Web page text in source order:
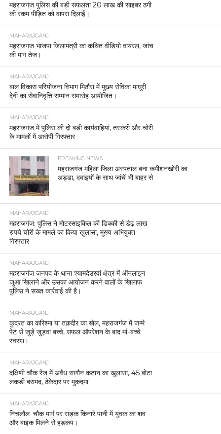
महराजगंज पुलिस की बड़ी सफलता 20 लाख की साइबर ठगी
की रकम पीड़ित को वापस दिलाई।
MAHARAJGANJ
महराजगंज भाजपा जिलामंत्री का कथित वीडियो वायरल, जांच
की मांग तेज।
MAHARAJGANJ
बाल विकास परियोजना विभाग मिठौरा में मुख्य सेविका माधुरी
देवी का सेवानिवृत्ति सम्मान समारोह आयोजित।
MAHARAJGANJ
महराजगंज में पुलिस की दो बड़ी कार्यवाहियां, तस्करी और चोरी
के मामलों में आरोपी गिरफ्तार
BREAKING NEWS
महराजगंज महिला जिला अस्पताल बना कमीशनखोरी का
अड्डा, दवाइयों के साथ जांचें भी बाहर से
MAHARAJGANJ
महराजगंज: पुलिस ने मोटरसाइकिल की डिक्की से डेढ़ लाख
रुपये चोरी के मामले का किया खुलासा, मुख्य अभियुक्त
गिरफ्तार
MAHARAJGANJ
महराजगंज जनपद के थाना श्यामदेउरवां क्षेत्र में ऑनलाइन
जुआ खिलाने और उसका आयोजन करने वालों के खिलाफ
पुलिस ने सख्त कार्रवाई की है।
MAHARAJGANJ
कुदरत का करिश्मा या तक़दीर का खेल, महराजगंज में जन्मे
पेट से जुड़े जुड़वा बच्चे, सफल ऑपरेशन के बाद मां-बच्चे
स्वस्थ।
MAHARAJGANJ
दक्षिणी चौक रेंज में अवैध सागौन कटान का खुलासा, 45 बोटा
लकड़ी बरामद, ठेकेदार पर मुकदमा
MAHARAJGANJ
निचलौल–चौक मार्ग पर सड़क किनारे पानी में युवक का शव
और बाइक मिलने से हड़कंप।